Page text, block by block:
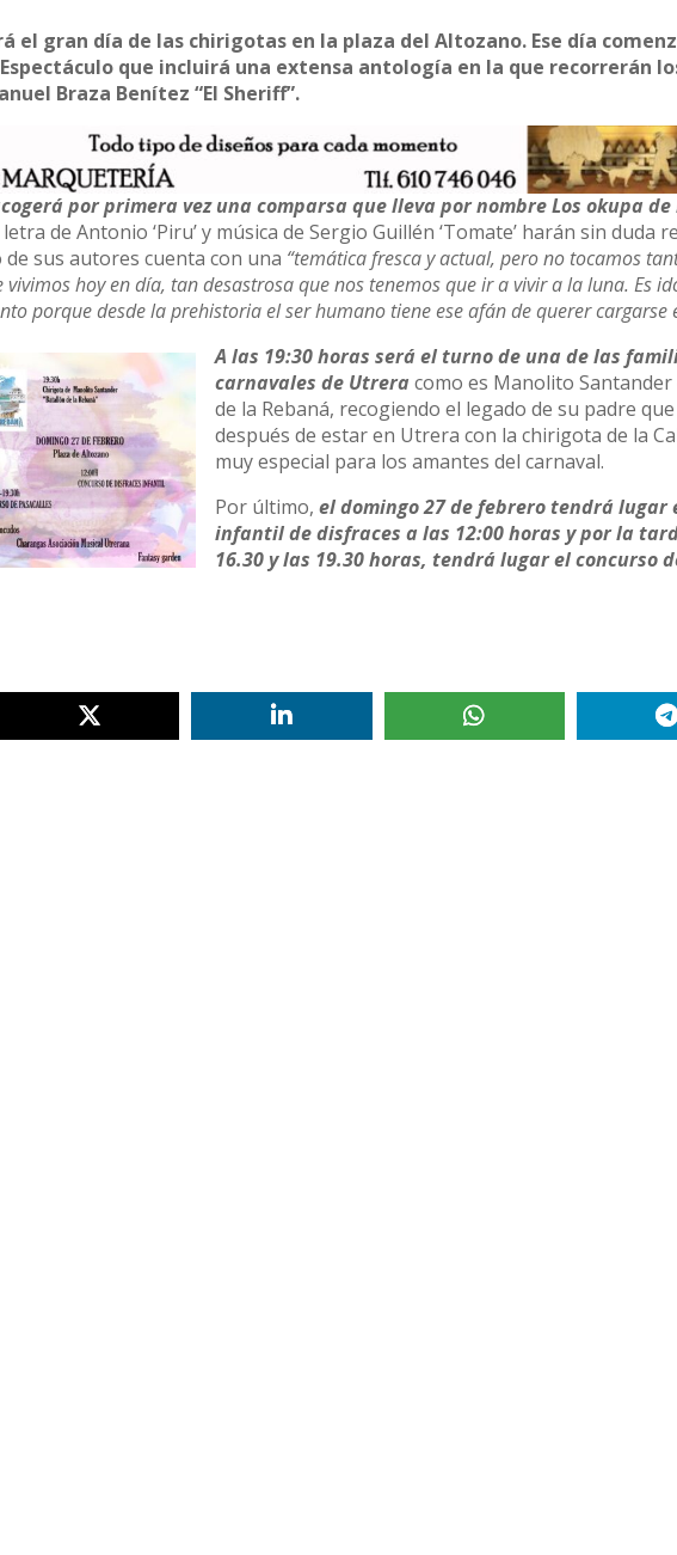
el gran día de las chirigotas en la plaza del Altozano. Ese día
Espectáculo que incluirá una extensa antología en la que recorrerán
Braza Benítez “El Sheriff”.
por primera vez una comparsa que lleva por nombre Los okupa de
de Antonio ‘Piru’ y música de Sergio Guillén ‘Tomate’ harán sin duda
sus autores cuenta con una “temática fresca y actual, pero no tocamos
hoy en día, tan desastrosa que nos tenemos que ir a vivir a la luna. Es
porque desde la prehistoria el ser humano tiene ese afán de querer cargarse
A las 19:30 horas será el turno de una de las
carnavales de Utrera como es Manolito
de la Rebaná, recogiendo el legado de su padre
después de estar en Utrera con la chirigota de la
muy especial para los amantes del carnaval.
Por último,el domingo 27 de febrero tendrá lugar
infantil de disfraces a las 12:00 horas y por la
16.30 y las 19.30 horas, tendrá lugar el concurso